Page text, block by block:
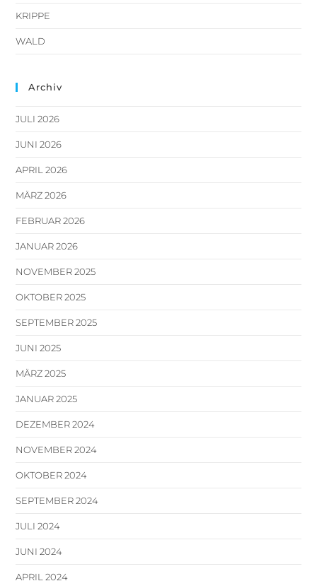
KRIPPE
WALD
Archiv
JULI 2026
JUNI 2026
APRIL 2026
MÄRZ 2026
FEBRUAR 2026
JANUAR 2026
NOVEMBER 2025
OKTOBER 2025
SEPTEMBER 2025
JUNI 2025
MÄRZ 2025
JANUAR 2025
DEZEMBER 2024
NOVEMBER 2024
OKTOBER 2024
SEPTEMBER 2024
JULI 2024
JUNI 2024
APRIL 2024